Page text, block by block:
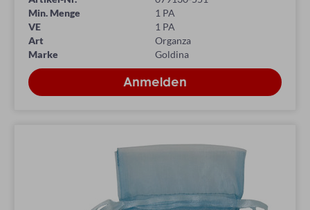
Min. Menge
1 PA
VE
1 PA
Art
Organza
Marke
Goldina